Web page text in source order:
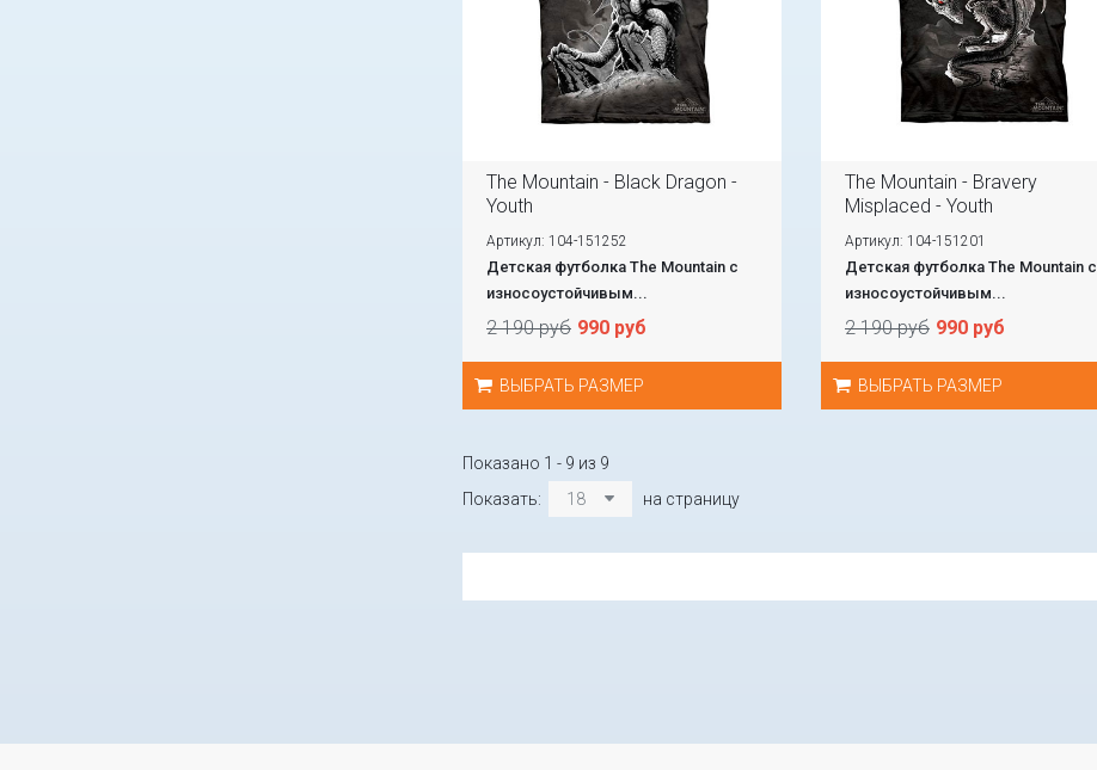
The Mountain - Black Dragon -
Youth
Артикул: 104-151252
Детская футболка The Mountain с
износоустойчивым...
2 190 руб 990 руб
ВЫБРАТЬ РАЗМЕР
The Mountain - Bravery
Misplaced - Youth
Артикул: 104-151201
Детская футболка The Mountain с
износоустойчивым...
2 190 руб 990 руб
ВЫБРАТЬ РАЗМЕР
Показано 1 - 9 из 9
Показать:
18 на страницу